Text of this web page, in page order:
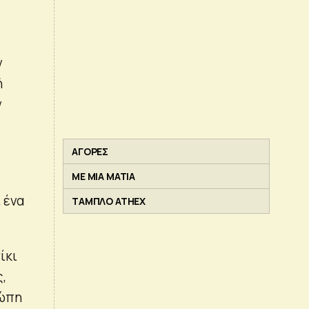
ΑΓΟΡΕΣ
ΜΕ ΜΙΑ ΜΑΤΙΑ
ΤΑΜΠΛΟ ATHEX